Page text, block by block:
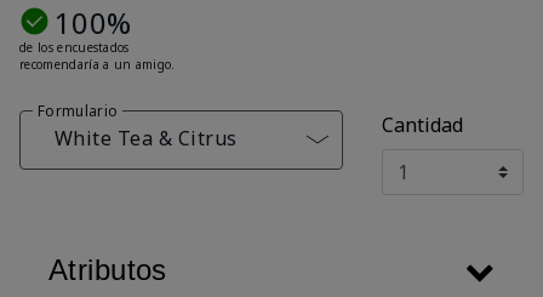
100%
de los encuestados
recomendaría a un amigo.
Formulario
White Tea & Citrus Cantidad
Atributos